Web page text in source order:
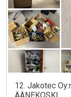
12. Jakotec